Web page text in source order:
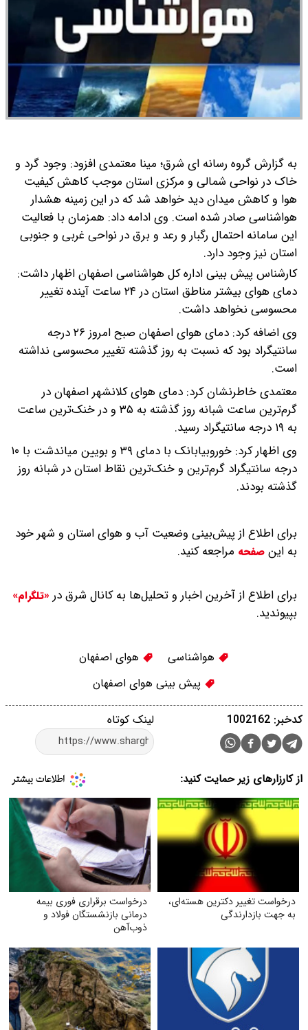
به گزارش گروه رسانه ای شرق؛ مینا معتمدی افزود: وجود گرد و
خاک در نواحی شمالی و مرکزی استان موجب کاهش کیفیت
هوا و کاهش میدان دید خواهد شد که در این زمینه هشدار
هواشناسی صادر شده است. وی ادامه داد: همزمان با فعالیت
این سامانه احتمال رگبار و رعد و برق در نواحی غربی و جنوبی
استان نیز وجود دارد.
کارشناس پیش بینی اداره کل هواشناسی اصفهان اظهار داشت:
دمای هوای بیشتر مناطق استان در ۲۴ ساعت آینده تغییر
محسوسی نخواهد داشت.
وی اضافه کرد: دمای هوای اصفهان صبح امروز ۲۶ درجه
سانتیگراد بود که نسبت به روز گذشته تغییر محسوسی نداشته
است.
معتمدی خاطرنشان کرد: دمای هوای کلانشهر اصفهان در
گرم‌ترین ساعت شبانه روز گذشته به ۳۵ و در خنک‌ترین ساعت
به ۱۹ درجه سانتیگراد رسید.
وی اظهار کرد: خوروبیابانک با دمای ۳۹ و بویین میاندشت با ۱۰
درجه سانتیگراد گرم‌ترین و خنک‌ترین نقاط استان در شبانه روز
گذشته بودند.
برای اطلاع از پیش‌بینی وضعیت آب و هوای استان و شهر خود
به این صفحه مراجعه کنید.
برای اطلاع از آخرین اخبار و تحلیل‌ها به کانال شرق در «تلگرام»
بپیوندید.
هواشناسی
هوای اصفهان
پیش بینی هوای اصفهان
لینک کوتاه کدخبر: 1002162
از کارزارهای زیر حمایت کنید:
درخواست تغییر دکترین هسته‌ای،
به جهت بازدارندگی
درخواست برقراری فوری بیمه
درمانی بازنشستگان فولاد و
ذوب‌آهن